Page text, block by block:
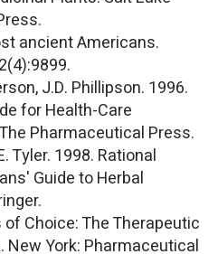
ancient Americans.
J.D. Phillipson. 1996.
for Health-Care
Pharmaceutical Press.
Tyler. 1998. Rational
Guide to Herbal
of Choice: The Therapeutic
York: Pharmaceutical